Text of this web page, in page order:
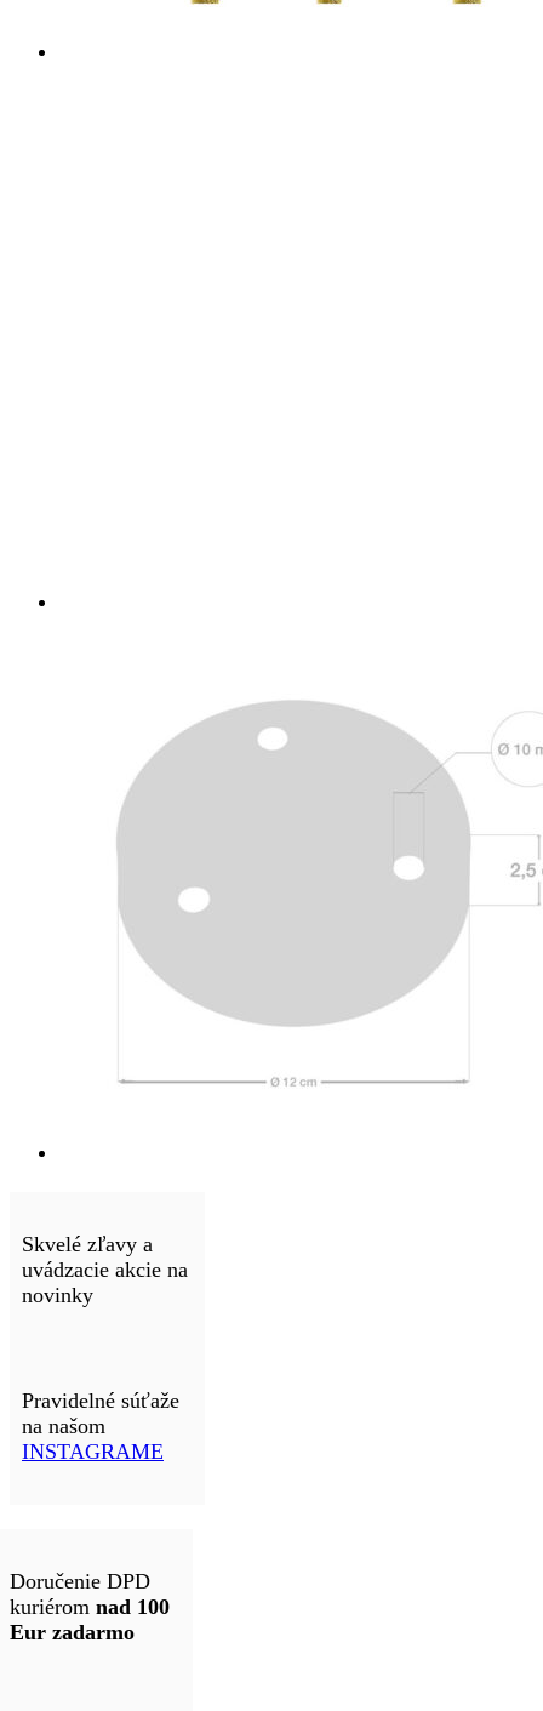
Skvelé zľavy a
uvádzacie akcie na
novinky
Pravidelné súťaže
na našom
INSTAGRAME
Doručenie DPD
kuriérom nad 100
Eur zadarmo